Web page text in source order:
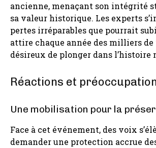
ancienne, menaçant son intégrité
sa valeur historique. Les experts
pertes irréparables que pourrait
attire chaque année des milliers
désireux de plonger dans l’histoire
Réactions et
Une mobilisation pour la
Face à cet événement, des voix
demander une protection accrue